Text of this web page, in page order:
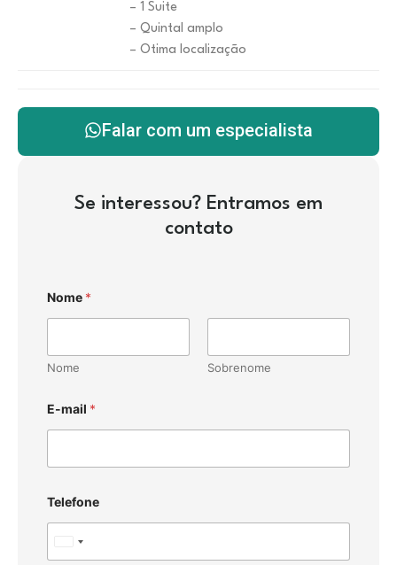
– 1 Suite
– Quintal amplo
– Otima localização
Falar com um especialista
Se interessou? Entramos em
contato
Nome *
Nome Sobrenome
E-mail *
Telefone